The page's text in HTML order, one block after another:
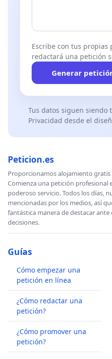
Escribe con tus propias
redactará una petición
Generar
Tus datos siguen siendo
Privacidad desde el
Peticion.es
Proporcionamos alojamiento
Comienza una petición profesional
poderoso servicio. Todos los días,
mencionadas por los medios, así
fantástica manera de destacar
decisiones.
Guías
Cómo empezar una
petición en línea
¿Cómo redactar una
petición?
¿Cómo promover una
petición?